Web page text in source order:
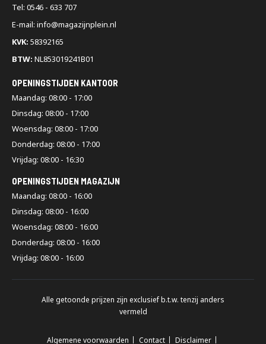
Tel: 0546 - 633 707
E-mail: info@magazijnplein.nl
KVK: 58392165
BTW: NL853019241B01
OPENINGSTIJDEN KANTOOR
Maandag: 08:00 - 17:00
Dinsdag: 08:00 - 17:00
Woensdag: 08:00 - 17:00
Donderdag: 08:00 - 17:00
Vrijdag: 08:00 - 16:30
OPENINGSTIJDEN MAGAZIJN
Maandag: 08:00 - 16:00
Dinsdag: 08:00 - 16:00
Woensdag: 08:00 - 16:00
Donderdag: 08:00 - 16:00
Vrijdag: 08:00 - 16:00
Alle getoonde prijzen zijn exclusief b.t.w. tenzij anders
vermeld
Algemene voorwaarden Contact Disclaimer